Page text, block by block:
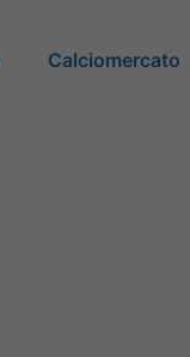
Calciomercato